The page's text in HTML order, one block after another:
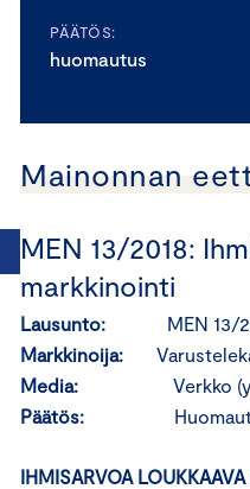
PÄÄTÖS:
huomautus
Mainonnan
MEN 13/2018:
markkinointi
Lausunto:
MEN 13/
Markkinoija:
Media: Verkko
Päätös:
IHMISARVOA